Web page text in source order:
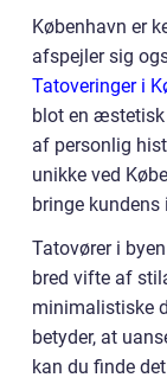
København er
afspejler sig
Tatoveringer i
blot en
af personlig
unikke ved
bringe kundens
Tatovører i
bred vifte af
minimalistiske
betyder, at
kan du finde